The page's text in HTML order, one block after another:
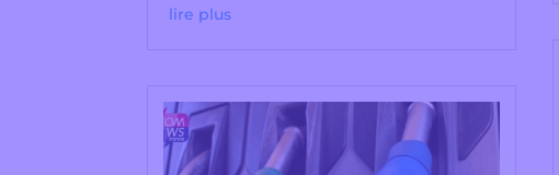
lire plus